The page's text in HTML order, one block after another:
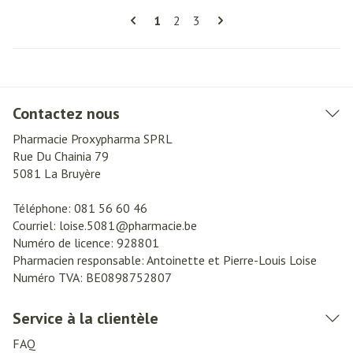
Pages
Vous lisez actuellement la page
1 Page
2 Page
3
Contactez nous
Pharmacie Proxypharma SPRL
Rue Du Chainia 79
5081 La Bruyère
Téléphone: 081 56 60 46
Courriel: loise.5081@pharmacie.be
Numéro de licence: 928801
Pharmacien responsable: Antoinette et Pierre-Louis Loise
Numéro TVA: BE0898752807
Service à la clientèle
FAQ